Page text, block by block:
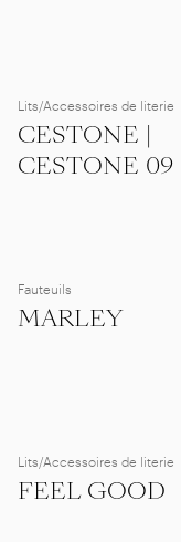
Lits/Accessoires de literie
CESTONE |
CESTONE 09
Fauteuils
MARLEY
Lits/Accessoires de literie
FEEL GOOD